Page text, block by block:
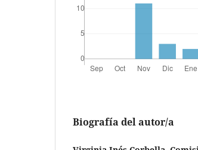
Biografía del autor/a